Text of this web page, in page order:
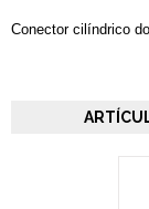
Conector cilíndrico